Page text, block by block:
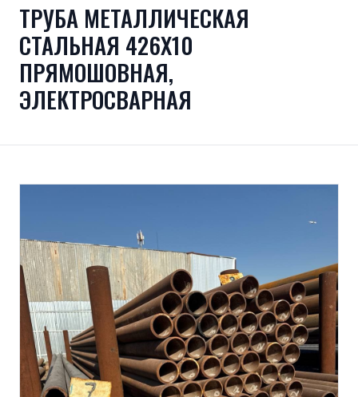
ТРУБА МЕТАЛЛИЧЕСКАЯ
СТАЛЬНАЯ 426X10
ПРЯМОШОВНАЯ,
ЭЛЕКТРОСВАРНАЯ